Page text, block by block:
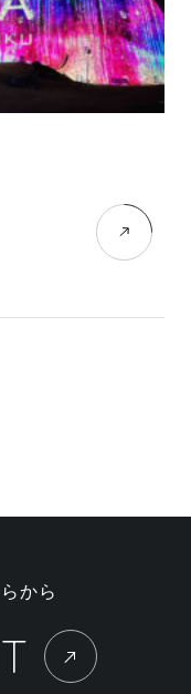
から